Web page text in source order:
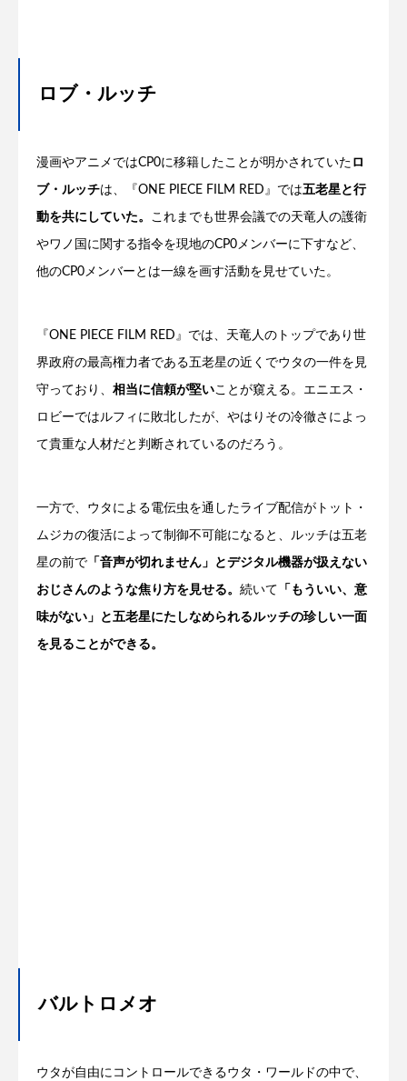
ロブ・ルッチ
漫画やアニメではCP0に移籍したことが明かされていた ロ
ブ・ルッチは、『ONE PIECE FILM RED』では五老星と行
動を共にしていた。 これまでも世界会議での天竜人の護衛
やワノ国に関する指令を現地のCP0メンバーに下すなど、
他のCP0メンバーとは一線を画す活動を見せていた。
『ONE PIECE FILM RED』では、天竜人のトップであり世
界政府の最高権力者である五老星の近くでウタの一件を見
守っており、 相当に信頼が堅いことが窺える。エニエス・
ロビーではルフィに敗北したが、やはりその冷徹さによっ
て貴重な人材だと判断されているのだろう。
一方で、ウタによる電伝虫を通したライブ配信がトット・
ムジカの復活によって制御不可能になると、ルッチは五老
星の前で 「音声が切れません」とデジタル機器が扱えない
おじさんのような焦り方を見せる。 続いて 「もういい、意
味がない」と五老星にたしなめられるルッチの珍しい一面
を見ることができる。
バルトロメオ
ウタが自由にコントロールできるウタ・ワールドの中で、